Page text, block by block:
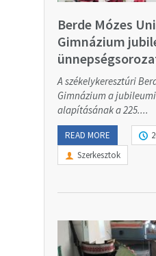
Berde Mózes
Gimnázium
A székelykeresztúri
Gimnázium a
alapításának a 225....
READ MORE
Szerkesztok